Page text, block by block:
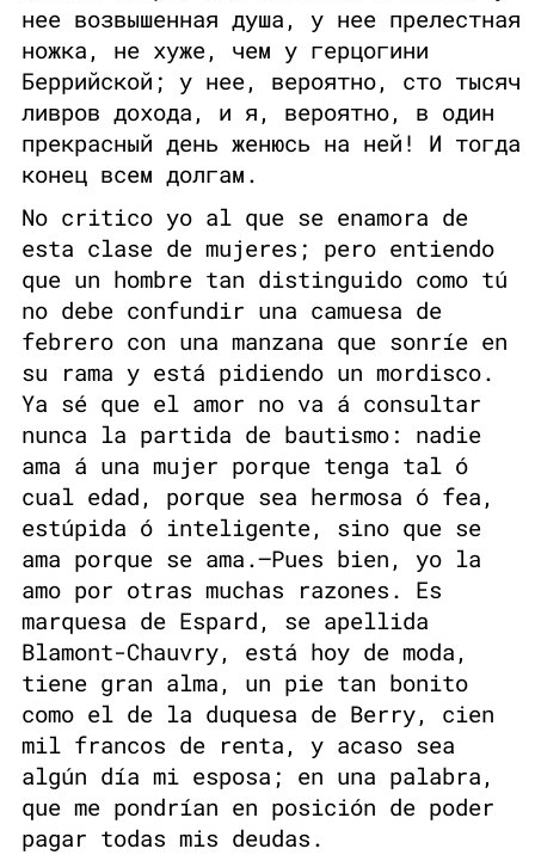
нее возвышенная душа, у нее прелестная
ножка, не хуже, чем у герцогини
Беррийской; у нее, вероятно, сто тысяч
ливров дохода, и я, вероятно, в один
прекрасный день женюсь на ней! И тогда
конец всем долгам.
No critico yo al que se enamora de
esta clase de mujeres; pero entiendo
que un hombre tan distinguido como tú
no debe confundir una camuesa de
febrero con una manzana que sonríe en
su rama y está pidiendo un mordisco.
Ya sé que el amor no va á consultar
nunca la partida de bautismo: nadie
ama á una mujer porque tenga tal ó
cual edad, porque sea hermosa ó fea,
estúpida ó inteligente, sino que se
ama porque se ama.—Pues bien, yo la
amo por otras muchas razones. Es
marquesa de Espard, se apellida
Blamont-Chauvry, está hoy de moda,
tiene gran alma, un pie tan bonito
como el de la duquesa de Berry, cien
mil francos de renta, y acaso sea
algún día mi esposa; en una palabra,
que me pondrían en posición de poder
pagar todas mis deudas.